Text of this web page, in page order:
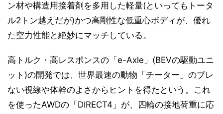
ン材や構造用接着剤を多用した軽量(といってもトータ
ル2トン越えだが)かつ高剛性な低重心ボディが、優れ
た空力性能と絶妙にマッチしている。
高トルク・高レスポンスの「e-Axle」(BEVの駆動ユニ
ット)の開発では、世界最速の動物「チーター」のブレ
ない視線や体幹のよさからヒントを得たという。これ
を使ったAWDの「DIRECT4」が、四輪の接地荷重に応